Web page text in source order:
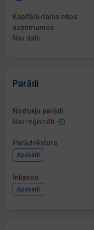
Kapitāla daļas citos
uzņēmumos
Nav datu
Parādi
Nodokļu parādi
Nav reģistrēti
Parādvēsture
Apskatīt
Inkasso
Apskatīt